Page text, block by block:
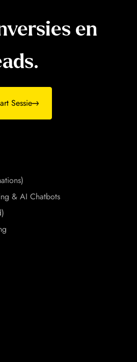
en
Sessie
& AI Chatbots